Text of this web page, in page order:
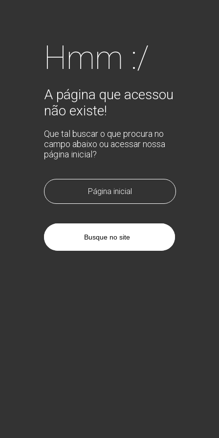
Hmm :/
A página que acessou
não existe!
Que tal buscar o que procura no
campo abaixo ou acessar nossa
página inicial?
Página inicial